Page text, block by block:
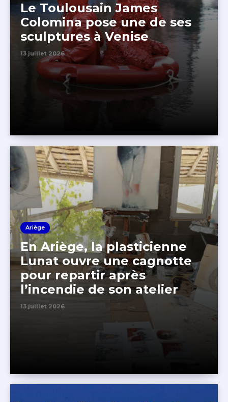
Le Toulousain James
Colomina pose une de ses
sculptures à Venise
13 juillet 2026
Ariège
En Ariège, la plasticienne
Lunat ouvre une cagnotte
pour repartir après
l’incendie de son atelier
13 juillet 2026